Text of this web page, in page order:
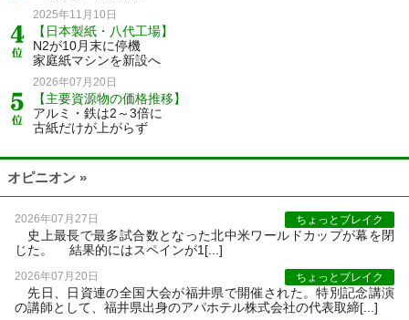
2025年11月10日
【日本製紙・八代工場】
N2が10月末に停機
家庭紙マシンを新設へ
2026年07月20日
【主要資源物の価格推移】
アルミ・鉄は2～3倍に
古紙だけが上がらず
オピニオン »
2026年07月27日 ちょっとブレイク
史上最長で最多試合数となった北中米ワールドカップが幕を閉
じた。 結果的にはスペインが1[...]
2026年07月20日 ちょっとブレイク
先日、日資連の全国大会が福井県で開催された。特別記念講演
の講師として、福井県出身のアパホテル株式会社の代表取締[...]